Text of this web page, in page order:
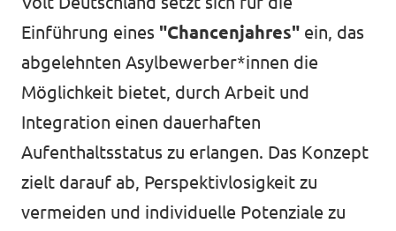
Einführung eines "Chancenjahres" ein, das
abgelehnten Asylbewerber*innen die
Möglichkeit bietet, durch Arbeit und
Integration einen dauerhaften
Aufenthaltsstatus zu erlangen. Das Konzept
zielt darauf ab, Perspektivlosigkeit zu
vermeiden und individuelle Potenziale zu